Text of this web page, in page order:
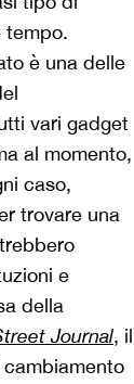
tempo.
è una delle
vari gadget
al momento,
caso,
trovare una
e
della
Journal, il